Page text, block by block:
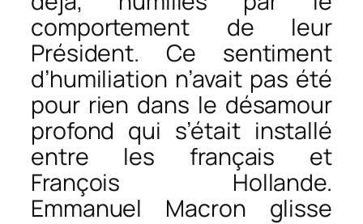
comportement de leur
Président. Ce sentiment
d’humiliation n’avait pas été
pour rien dans le désamour
profond qui s’était installé
entre les français et
François Hollande.
Emmanuel Macron glisse